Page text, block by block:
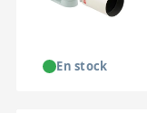
En stock